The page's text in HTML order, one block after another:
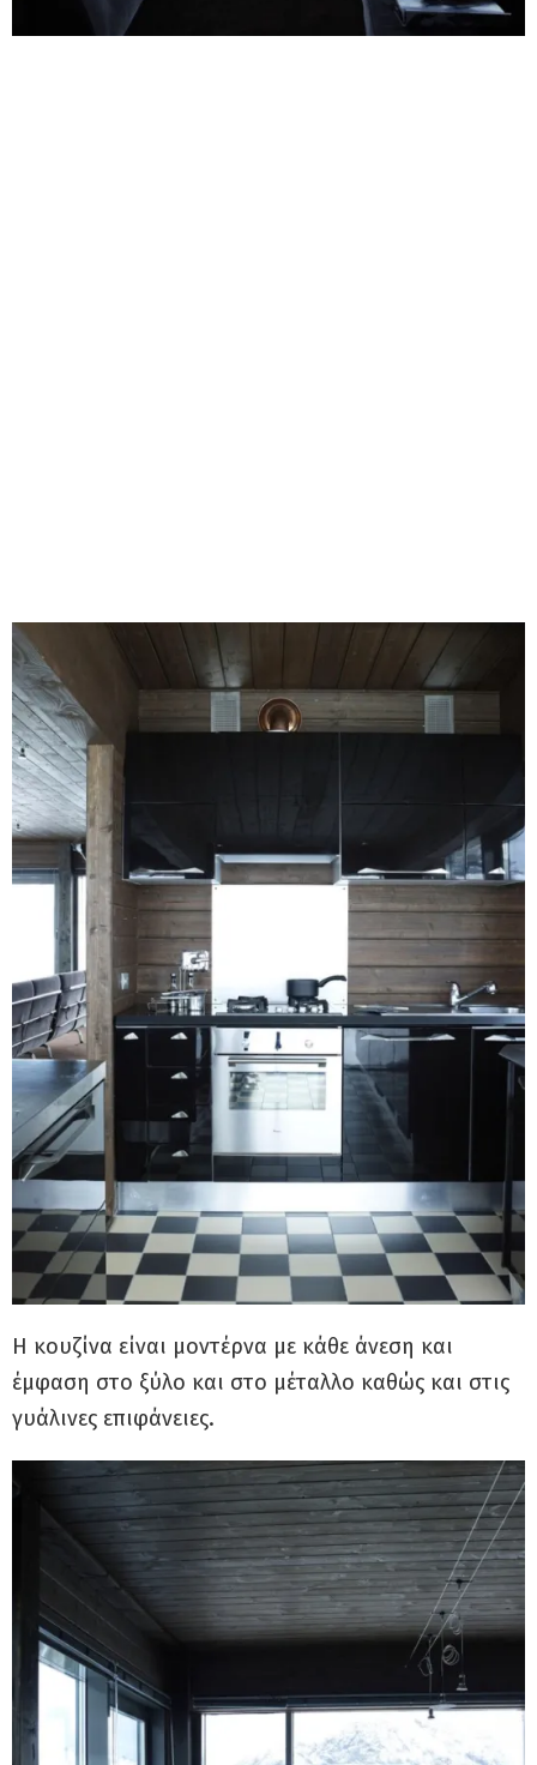
Η κουζίνα είναι μοντέρνα με κάθε άνεση και
έμφαση στο ξύλο και στο μέταλλο καθώς και στις
γυάλινες επιφάνειες.